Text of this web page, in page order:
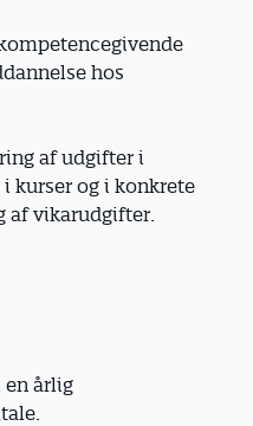
hos
af udgifter i
kurser og i konkrete
af vikarudgifter.
en årlig